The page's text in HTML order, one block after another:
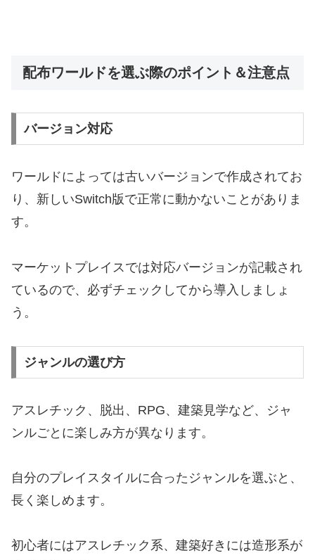
配布ワールドを選ぶ際のポイント＆注意点
バージョン対応
ワールドによっては古いバージョンで作成されてお
り、新しいSwitch版で正常に動かないことがありま
す。
マーケットプレイスでは対応バージョンが記載され
ているので、必ずチェックしてから導入しましょ
う。
ジャンルの選び方
アスレチック、脱出、RPG、建築見学など、ジャ
ンルごとに楽しみ方が異なります。
自分のプレイスタイルに合ったジャンルを選ぶと、
長く楽しめます。
初心者にはアスレチック系、建築好きには造形系が